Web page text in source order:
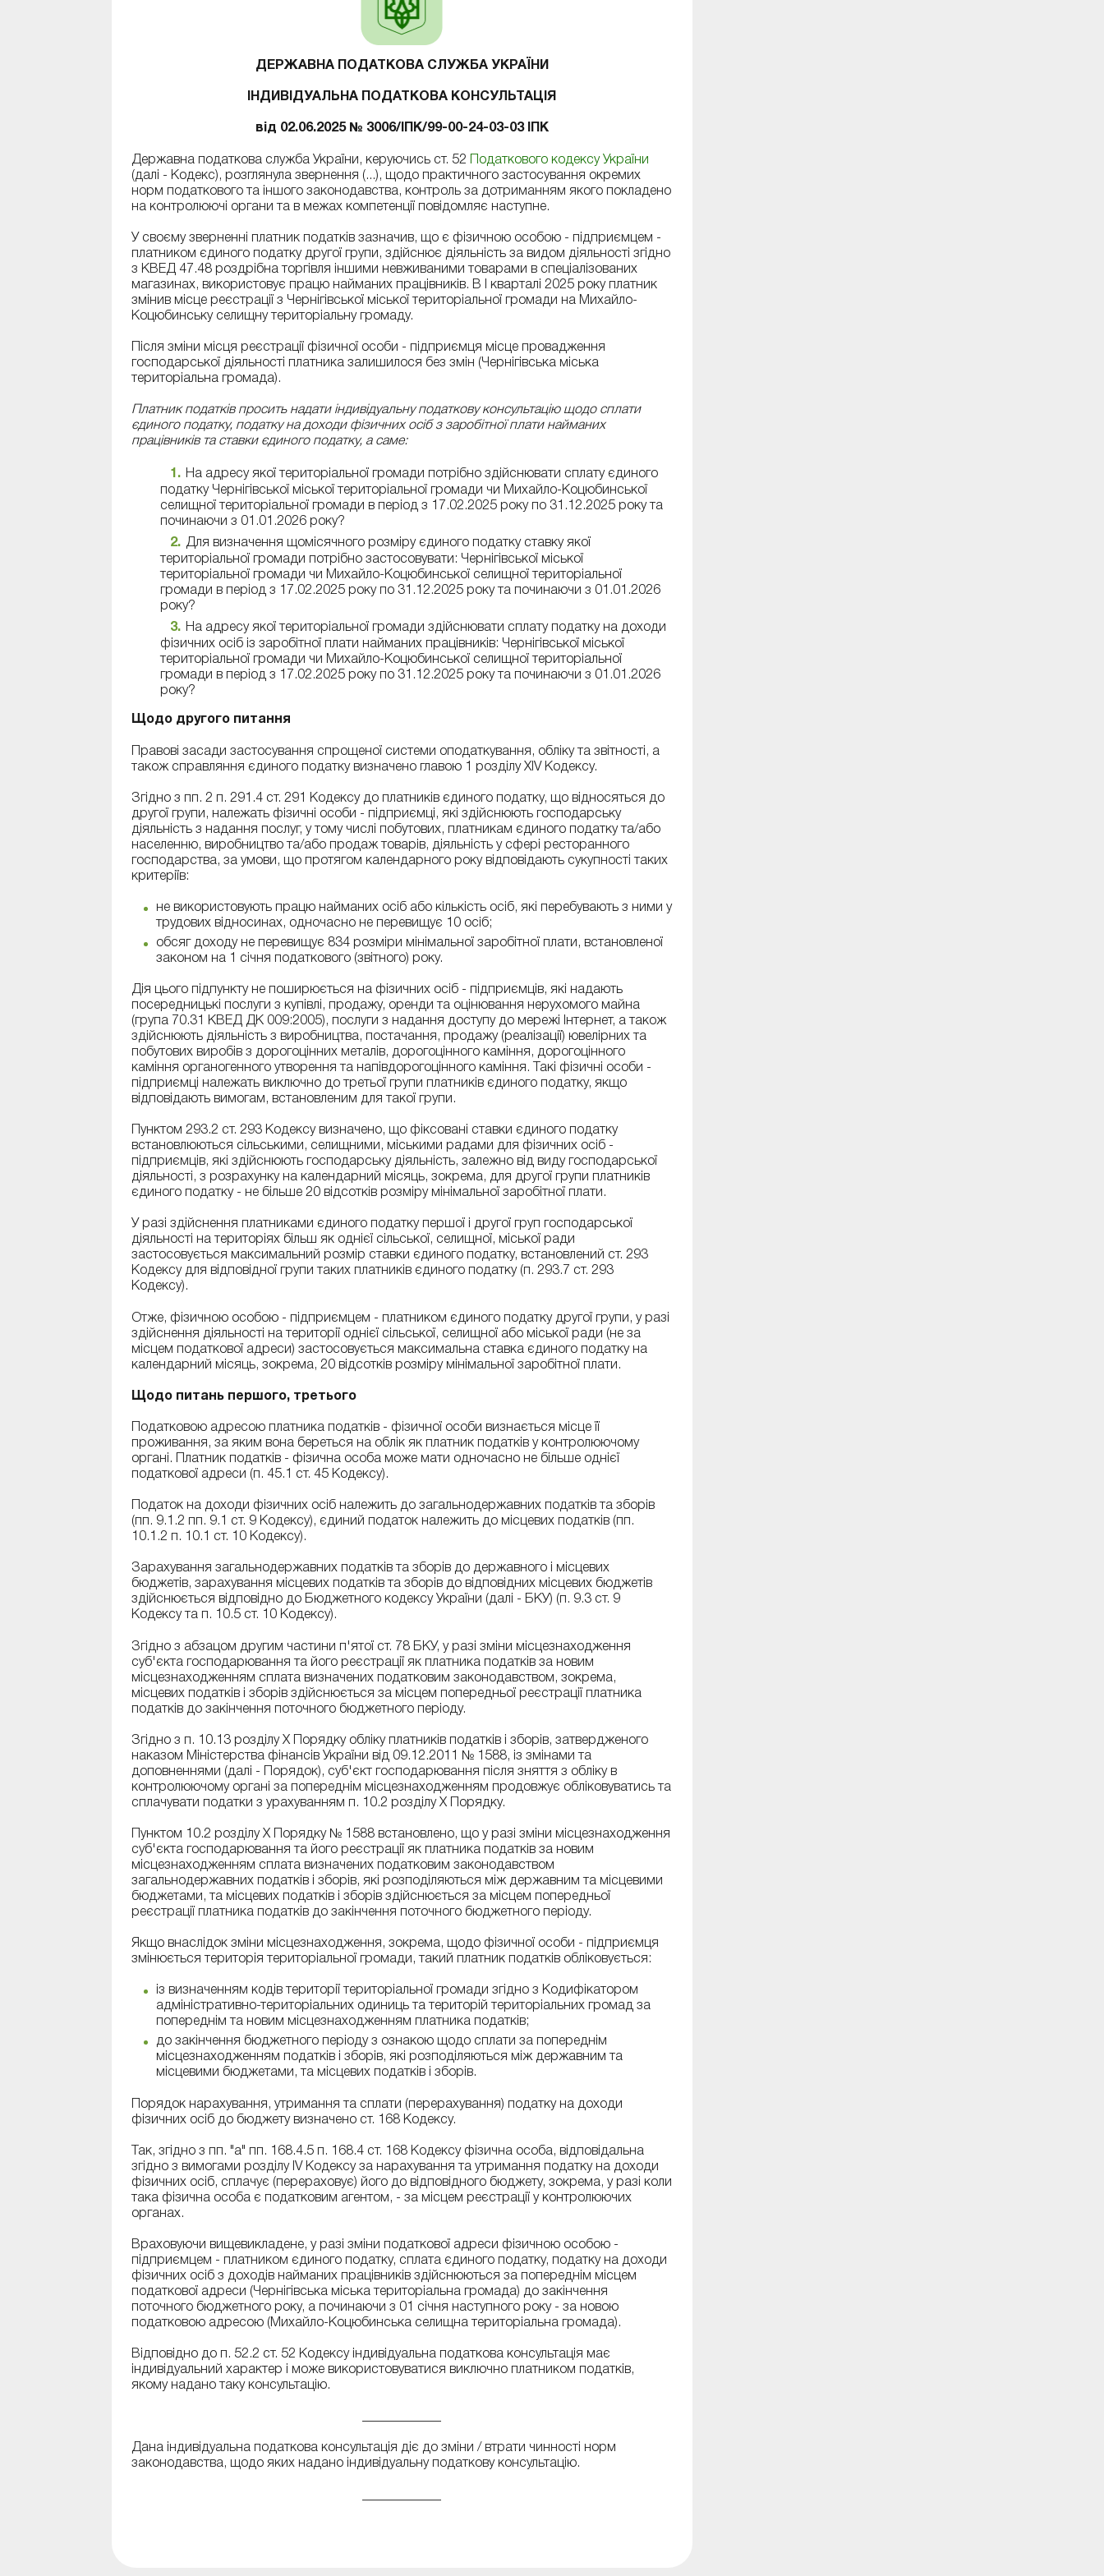
ДЕРЖАВНА ПОДАТКОВА СЛУЖБА УКРАЇНИ
ІНДИВІДУАЛЬНА ПОДАТКОВА КОНСУЛЬТАЦІЯ
від 02.06.2025 № 3006/ІПК/99-00-24-03-03 ІПК
Державна податкова служба України, керуючись ст. 52
Податкового кодексу України
(далі - Кодекс), розглянула звернення (...), щодо практичного застосування окремих
норм податкового та іншого законодавства, контроль за дотриманням якого покладено
на контролюючі органи та в межах компетенції повідомляє наступне.
У своєму зверненні платник податків зазначив, що є фізичною особою - підприємцем -
платником єдиного податку другої групи, здійснює діяльність за видом діяльності згідно
з КВЕД 47.48 роздрібна торгівля іншими невживаними товарами в спеціалізованих
магазинах, використовує працю найманих працівників. В I кварталі 2025 року платник
змінив місце реєстрації з Чернігівської міської територіальної громади на Михайло-
Коцюбинську селищну територіальну громаду.
Після зміни місця реєстрації фізичної особи - підприємця місце провадження
господарської діяльності платника залишилося без змін (Чернігівська міська
територіальна громада).
Платник податків просить надати індивідуальну податкову консультацію щодо сплати
єдиного податку, податку на доходи фізичних осіб з заробітної плати найманих
працівників та ставки єдиного податку, а саме:
На адресу якої територіальної громади потрібно здійснювати сплату єдиного
податку Чернігівської міської територіальної громади чи Михайло-Коцюбинської
селищної територіальної громади в період з 17.02.2025 року по 31.12.2025 року та
починаючи з 01.01.2026 року?
Для визначення щомісячного розміру єдиного податку ставку якої
територіальної громади потрібно застосовувати: Чернігівської міської
територіальної громади чи Михайло-Коцюбинської селищної територіальної
громади в період з 17.02.2025 року по 31.12.2025 року та починаючи з 01.01.2026
року?
На адресу якої територіальної громади здійснювати сплату податку на доходи
фізичних осіб із заробітної плати найманих працівників: Чернігівської міської
територіальної громади чи Михайло-Коцюбинської селищної територіальної
громади в період з 17.02.2025 року по 31.12.2025 року та починаючи з 01.01.2026
року?
Щодо другого питання
Правові засади застосування спрощеної системи оподаткування, обліку та звітності, а
також справляння єдиного податку визначено главою 1 розділу XIV Кодексу.
Згідно з пп. 2 п. 291.4 ст. 291 Кодексу до платників єдиного податку, що відносяться до
другої групи, належать фізичні особи - підприємці, які здійснюють господарську
діяльність з надання послуг, у тому числі побутових, платникам єдиного податку та/або
населенню, виробництво та/або продаж товарів, діяльність у сфері ресторанного
господарства, за умови, що протягом календарного року відповідають сукупності таких
критеріїв:
не використовують працю найманих осіб або кількість осіб, які перебувають з ними у
трудових відносинах, одночасно не перевищує 10 осіб;
обсяг доходу не перевищує 834 розміри мінімальної заробітної плати, встановленої
законом на 1 січня податкового (звітного) року.
Дія цього підпункту не поширюється на фізичних осіб - підприємців, які надають
посередницькі послуги з купівлі, продажу, оренди та оцінювання нерухомого майна
(група 70.31 КВЕД ДК 009:2005), послуги з надання доступу до мережі Інтернет, а також
здійснюють діяльність з виробництва, постачання, продажу (реалізації) ювелірних та
побутових виробів з дорогоцінних металів, дорогоцінного каміння, дорогоцінного
каміння органогенного утворення та напівдорогоцінного каміння. Такі фізичні особи -
підприємці належать виключно до третьої групи платників єдиного податку, якщо
відповідають вимогам, встановленим для такої групи.
Пунктом 293.2 ст. 293 Кодексу визначено, що фіксовані ставки єдиного податку
встановлюються сільськими, селищними, міськими радами для фізичних осіб -
підприємців, які здійснюють господарську діяльність, залежно від виду господарської
діяльності, з розрахунку на календарний місяць, зокрема, для другої групи платників
єдиного податку - не більше 20 відсотків розміру мінімальної заробітної плати.
У разі здійснення платниками єдиного податку першої і другої груп господарської
діяльності на територіях більш як однієї сільської, селищної, міської ради
застосовується максимальний розмір ставки єдиного податку, встановлений ст. 293
Кодексу для відповідної групи таких платників єдиного податку (п. 293.7 ст. 293
Кодексу).
Отже, фізичною особою - підприємцем - платником єдиного податку другої групи, у разі
здійснення діяльності на території однієї сільської, селищної або міської ради (не за
місцем податкової адреси) застосовується максимальна ставка єдиного податку на
календарний місяць, зокрема, 20 відсотків розміру мінімальної заробітної плати.
Щодо питань першого, третього
Податковою адресою платника податків - фізичної особи визнається місце її
проживання, за яким вона береться на облік як платник податків у контролюючому
органі. Платник податків - фізична особа може мати одночасно не більше однієї
податкової адреси (п. 45.1 ст. 45 Кодексу).
Податок на доходи фізичних осіб належить до загальнодержавних податків та зборів
(пп. 9.1.2 пп. 9.1 ст. 9 Кодексу), єдиний податок належить до місцевих податків (пп.
10.1.2 п. 10.1 ст. 10 Кодексу).
Зарахування загальнодержавних податків та зборів до державного і місцевих
бюджетів, зарахування місцевих податків та зборів до відповідних місцевих бюджетів
здійснюється відповідно до Бюджетного кодексу України (далі - БКУ) (п. 9.3 ст. 9
Кодексу та п. 10.5 ст. 10 Кодексу).
Згідно з абзацом другим частини п'ятої ст. 78 БКУ, у разі зміни місцезнаходження
суб'єкта господарювання та його реєстрації як платника податків за новим
місцезнаходженням сплата визначених податковим законодавством, зокрема,
місцевих податків і зборів здійснюється за місцем попередньої реєстрації платника
податків до закінчення поточного бюджетного періоду.
Згідно з п. 10.13 розділу X Порядку обліку платників податків і зборів, затвердженого
наказом Міністерства фінансів України від 09.12.2011 № 1588, із змінами та
доповненнями (далі - Порядок), суб'єкт господарювання після зняття з обліку в
контролюючому органі за попереднім місцезнаходженням продовжує обліковуватись та
сплачувати податки з урахуванням п. 10.2 розділу X Порядку.
Пунктом 10.2 розділу X Порядку № 1588 встановлено, що у разі зміни місцезнаходження
суб'єкта господарювання та його реєстрації як платника податків за новим
місцезнаходженням сплата визначених податковим законодавством
загальнодержавних податків і зборів, які розподіляються між державним та місцевими
бюджетами, та місцевих податків і зборів здійснюється за місцем попередньої
реєстрації платника податків до закінчення поточного бюджетного періоду.
Якщо внаслідок зміни місцезнаходження, зокрема, щодо фізичної особи - підприємця
змінюється територія територіальної громади, такий платник податків обліковується:
із визначенням кодів території територіальної громади згідно з Кодифікатором
адміністративно-територіальних одиниць та територій територіальних громад за
попереднім та новим місцезнаходженням платника податків;
до закінчення бюджетного періоду з ознакою щодо сплати за попереднім
місцезнаходженням податків і зборів, які розподіляються між державним та
місцевими бюджетами, та місцевих податків і зборів.
Порядок нарахування, утримання та сплати (перерахування) податку на доходи
фізичних осіб до бюджету визначено ст. 168 Кодексу.
Так, згідно з пп. "а" пп. 168.4.5 п. 168.4 ст. 168 Кодексу фізична особа, відповідальна
згідно з вимогами розділу IV Кодексу за нарахування та утримання податку на доходи
фізичних осіб, сплачує (перераховує) його до відповідного бюджету, зокрема, у разі коли
така фізична особа є податковим агентом, - за місцем реєстрації у контролюючих
органах.
Враховуючи вищевикладене, у разі зміни податкової адреси фізичною особою -
підприємцем - платником єдиного податку, сплата єдиного податку, податку на доходи
фізичних осіб з доходів найманих працівників здійснюються за попереднім місцем
податкової адреси (Чернігівська міська територіальна громада) до закінчення
поточного бюджетного року, а починаючи з 01 січня наступного року - за новою
податковою адресою (Михайло-Коцюбинська селищна територіальна громада).
Відповідно до п. 52.2 ст. 52 Кодексу індивідуальна податкова консультація має
індивідуальний характер і може використовуватися виключно платником податків,
якому надано таку консультацію.
Дана індивідуальна податкова консультація діє до зміни / втрати чинності норм
законодавства, щодо яких надано індивідуальну податкову консультацію.